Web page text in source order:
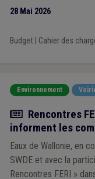
28 Mai 2026
Budget| Cahier des
Environnement
Actualité
Rencontres
informent les
Eaux de Wallonie, en
SWDE et avec la
Rencontres FERI »